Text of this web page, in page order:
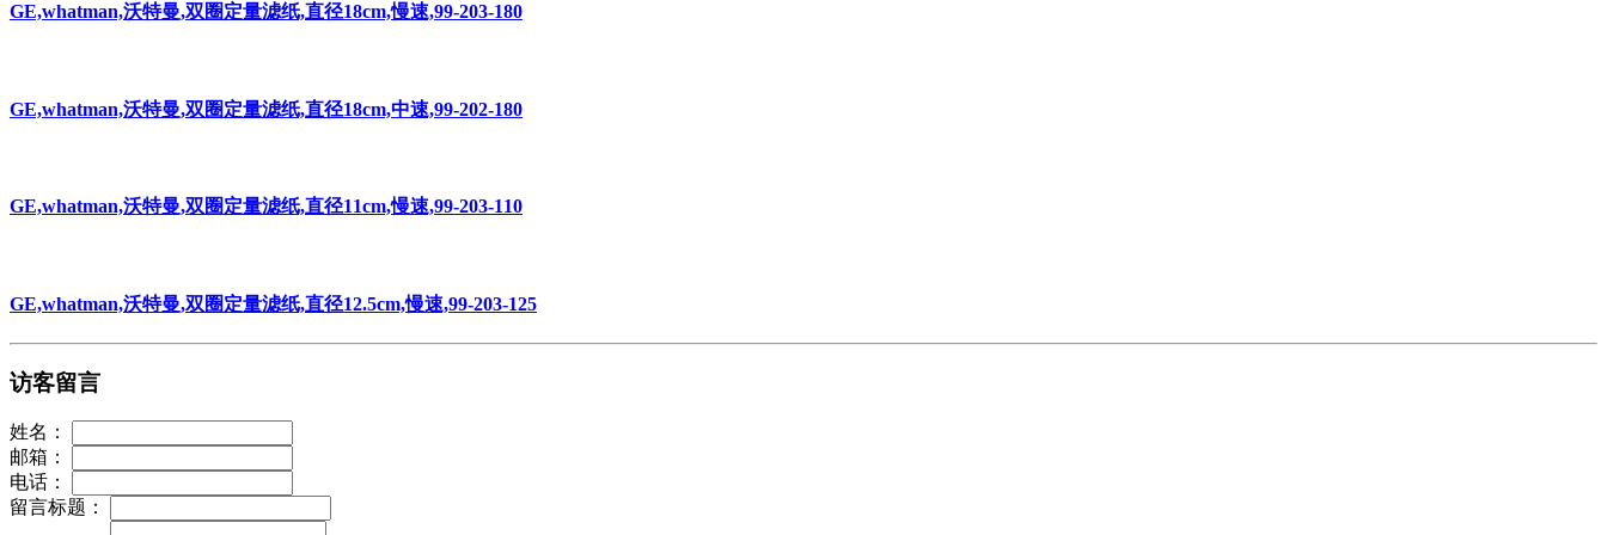
GE,whatman,沃特曼,双圈定量滤纸,直径18cm,慢速,99-203-180
GE,whatman,沃特曼,双圈定量滤纸,直径18cm,中速,99-202-180
GE,whatman,沃特曼,双圈定量滤纸,直径11cm,慢速,99-203-110
GE,whatman,沃特曼,双圈定量滤纸,直径12.5cm,慢速,99-203-125
访客留言
姓名：
邮箱：
电话：
留言标题：